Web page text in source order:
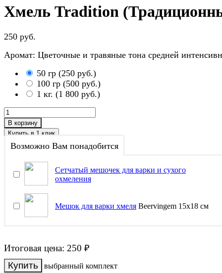
Хмель Tradition
250 руб.
Аромат: Цветочные и травяные тона средней
50 гр (250 руб.)
100 гр (500 руб.)
1 кг. (1 800 руб.)
В корзину
Возможно Вам понадобится
Сетчатый мешочек для варки и сухого
охмеления
Мешок для варки хмеля Beervingem 15х18 см
Итоговая цена: 250 ₽
выбранный комплект